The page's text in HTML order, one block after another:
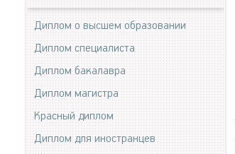
Диплом о высшем образовании
Диплом специалиста
Диплом бакалавра
Диплом магистра
Красный диплом
Диплом для иностранцев